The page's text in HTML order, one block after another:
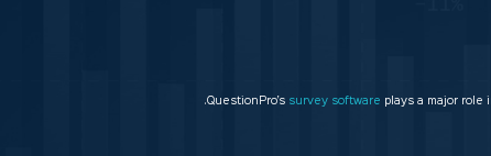
QuestionPro’s survey software plays a major